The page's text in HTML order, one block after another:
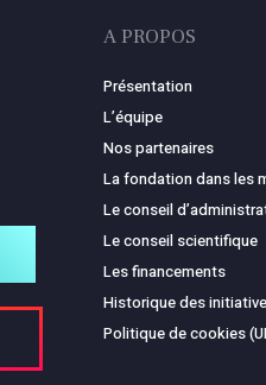
A PROPOS
Présentation
L’équipe
Nos partenaires
La fondation dans les
Le conseil
Le conseil scientifique
Les financements
Historique des
Politique de cookies